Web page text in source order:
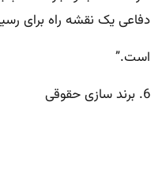
دفاعی یک نقشه راه برای
است.”
6. برند سازی حقوقی